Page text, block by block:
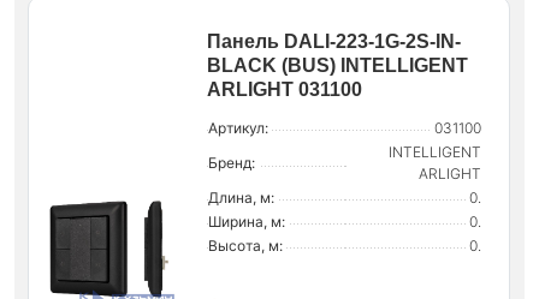
Панель DALI-223-1G-2S-IN-
BLACK (BUS) INTELLIGENT
ARLIGHT 031100
Артикул:
031100
Бренд:
INTELLIGENT
ARLIGHT
Длина, м:
0.
Ширина, м:
0.
Высота, м:
0.